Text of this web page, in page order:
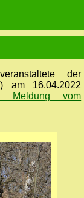
der
am 16.04.2022
Meldung vom